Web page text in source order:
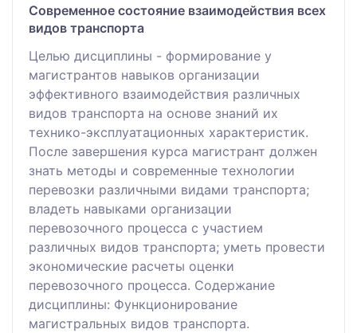
Современное состояние взаимодействия всех
видов транспорта
Целью дисциплины - формирование у
магистрантов навыков организации
эффективного взаимодействия различных
видов транспорта на основе знаний их
технико-эксплуатационных характеристик.
После завершения курса магистрант должен
знать методы и современные технологии
перевозки различными видами транспорта;
владеть навыками организации
перевозочного процесса с участием
различных видов транспорта; уметь провести
экономические расчеты оценки
перевозочного процесса. Содержание
дисциплины: Функционирование
магистральных видов транспорта.